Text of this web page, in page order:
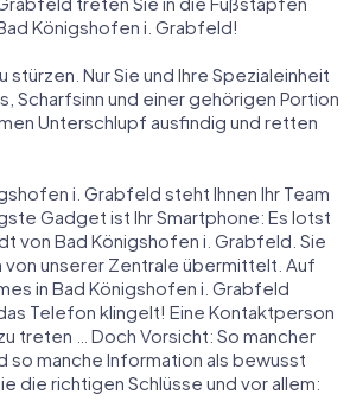
Königshofen i. Grabfeld!
Nur Sie und Ihre Spezialeinheit
Scharfsinn und einer gehörigen Portion
Unterschlupf ausfindig und retten
i. Grabfeld steht Ihnen Ihr Team
Gadget ist Ihr Smartphone: Es lotst
von Bad Königshofen i. Grabfeld. Sie
unserer Zentrale übermittelt. Auf
in Bad Königshofen i. Grabfeld
Telefon klingelt! Eine Kontaktperson
treten … Doch Vorsicht: So mancher
manche Information als bewusst
die richtigen Schlüsse und vor allem: